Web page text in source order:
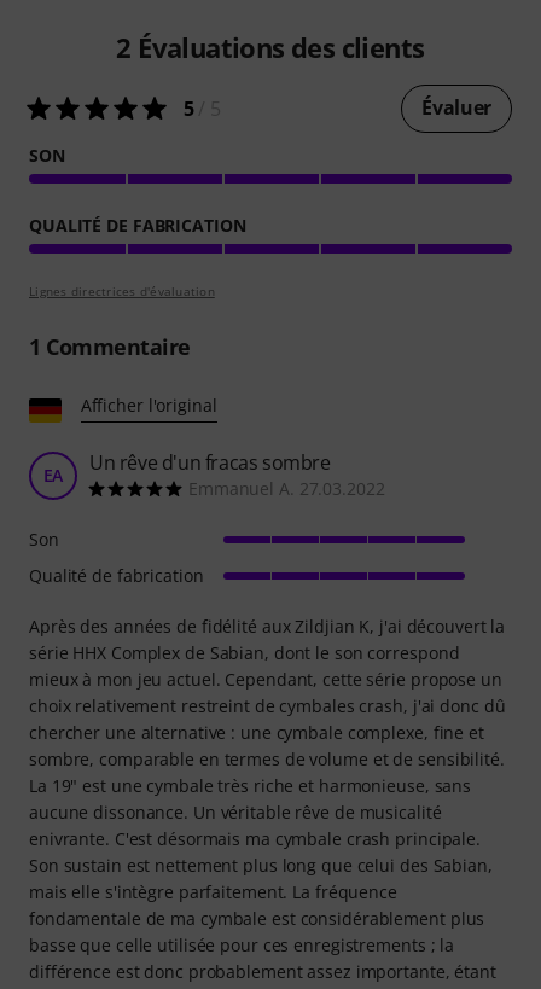
2 Évaluations des clients
5/ 5 Évaluer
SON
QUALITÉ DE FABRICATION
Lignes directrices d'évaluation
1 Commentaire
Afficher l'original
EA Un rêve d'un fracas sombre
Emmanuel A. 27.03.2022
Après des années de fidélité aux Zildjian K, j'ai découvert la
série HHX Complex de Sabian, dont le son correspond
mieux à mon jeu actuel. Cependant, cette série propose un
choix relativement restreint de cymbales crash, j'ai donc dû
chercher une alternative : une cymbale complexe, fine et
sombre, comparable en termes de volume et de sensibilité.
La 19" est une cymbale très riche et harmonieuse, sans
aucune dissonance. Un véritable rêve de musicalité
enivrante. C'est désormais ma cymbale crash principale.
Son sustain est nettement plus long que celui des Sabian,
mais elle s'intègre parfaitement. La fréquence
fondamentale de ma cymbale est considérablement plus
basse que celle utilisée pour ces enregistrements ; la
différence est donc probablement assez importante, étant
Son
Qualité de fabrication